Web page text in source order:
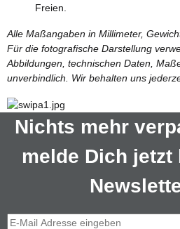
Freien.
Alle Maßangaben in Millimeter,
Für die fotografische Darstellung
Abbildungen, technischen Daten,
unverbindlich. Wir behalten uns
Nichts mehr
melde Dich jetzt